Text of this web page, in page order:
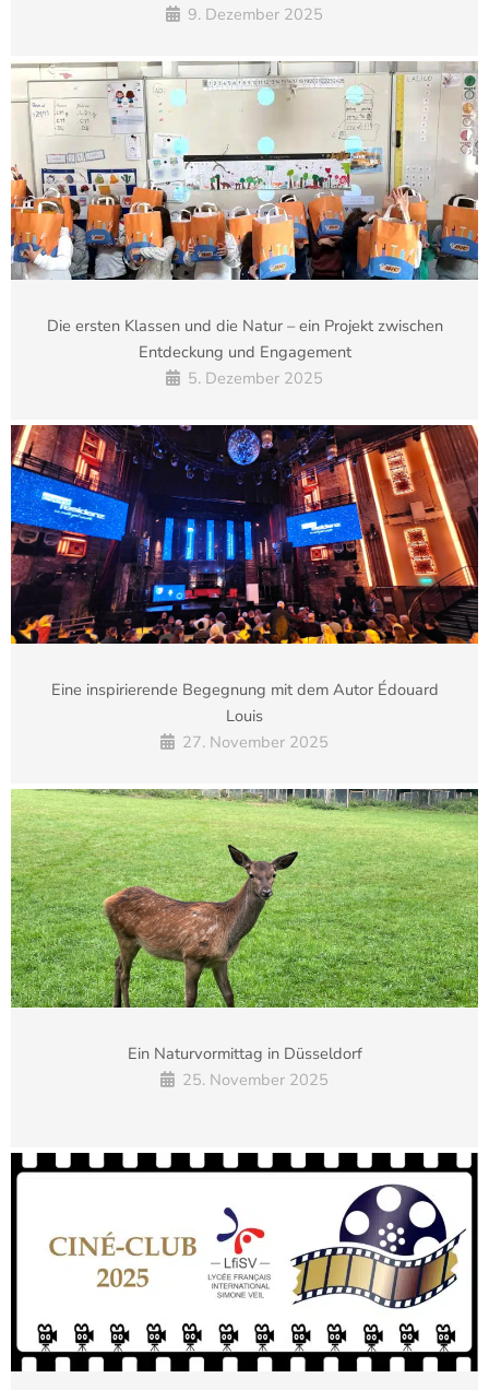
9. Dezember 2025
Die ersten Klassen und die Natur – ein Projekt zwischen
Entdeckung und Engagement
5. Dezember 2025
Eine inspirierende Begegnung mit dem Autor Édouard
Louis
27. November 2025
Ein Naturvormittag in Düsseldorf
25. November 2025